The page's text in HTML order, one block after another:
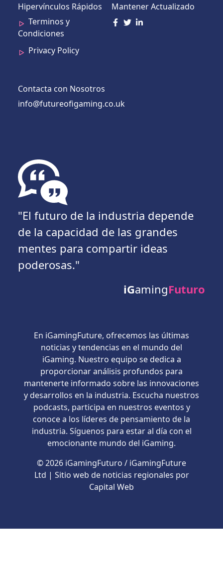
Hipervínculos Rápidos
Terminos y
Condiciones
Privacy Policy
Mantener Actualizado
Contacta con Nosotros
info@futureofigaming.co.uk
"El futuro de la industria depende
de la capacidad de las grandes
mentes para compartir ideas
poderosas."
iGamingFuturo
En iGamingFuture, ofrecemos las últimas
noticias y tendencias en el mundo del
iGaming. Nuestro equipo se dedica a
proporcionar análisis profundos para
mantenerte informado sobre las innovaciones
y desarrollos en la industria. Escucha nuestros
podcasts, participa en nuestros eventos y
conoce a los líderes de pensamiento de la
industria. Síguenos para estar al día con el
emocionante mundo del iGaming.
© 2026 iGamingFuturo / iGamingFuture
Ltd | Sitio web de noticias regionales por
Capital Web